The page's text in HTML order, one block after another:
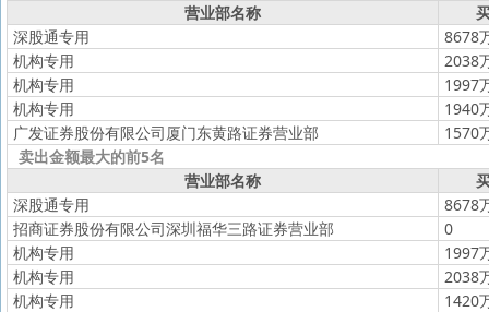
营业部名称
深股通专用
8678
机构专用
2038
机构专用
1997
机构专用
1940
广发证券股份有限公司厦门东黄路证券营业部
1570
卖出金额最大的前5名
营业部名称
深股通专用
8678
招商证券股份有限公司深圳福华三路证券营业部
0
机构专用
1997
机构专用
2038
机构专用
1420